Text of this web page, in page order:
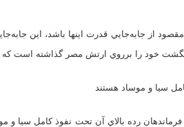
از جابه‌جايي قدرت اينها باشد، اين
خود را برروي ارتش مصر گذاشته است كه
سيا و موساد هستند
رده بالاي آن تحت نفوذ كامل سيا و